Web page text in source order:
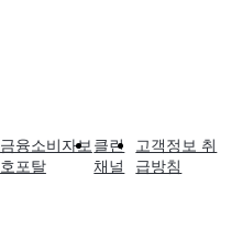
금융소비자보
호포탈
클린
채널
고객정보 취
급방침